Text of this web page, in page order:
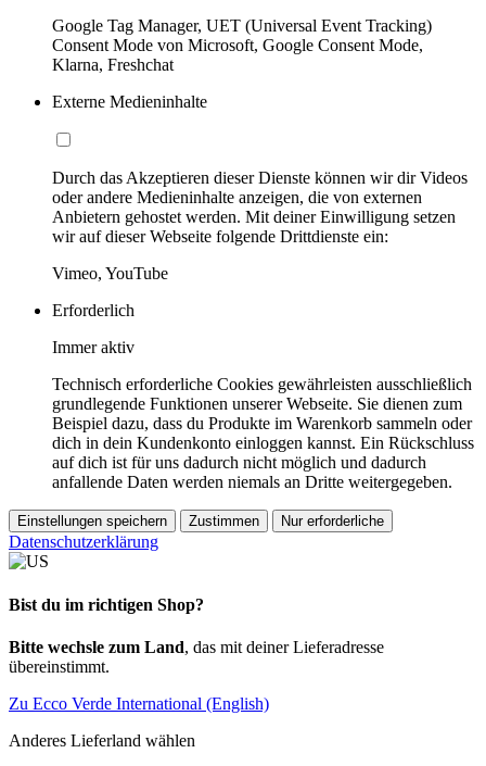
Google Tag Manager, UET (Universal Event Tracking)
Consent Mode von Microsoft, Google Consent Mode,
Klarna, Freshchat
Externe Medieninhalte
Durch das Akzeptieren dieser Dienste können wir dir Videos
oder andere Medieninhalte anzeigen, die von externen
Anbietern gehostet werden. Mit deiner Einwilligung setzen
wir auf dieser Webseite folgende Drittdienste ein:
Vimeo, YouTube
Erforderlich
Immer aktiv
Technisch erforderliche Cookies gewährleisten ausschließlich
grundlegende Funktionen unserer Webseite. Sie dienen zum
Beispiel dazu, dass du Produkte im Warenkorb sammeln oder
dich in dein Kundenkonto einloggen kannst. Ein Rückschluss
auf dich ist für uns dadurch nicht möglich und dadurch
anfallende Daten werden niemals an Dritte weitergegeben.
Einstellungen speichern Zustimmen Nur erforderliche
Datenschutzerklärung
Bist du im richtigen Shop?
Bitte wechsle zum Land, das mit deiner Lieferadresse
übereinstimmt.
Zu Ecco Verde International (English)
Anderes Lieferland wählen